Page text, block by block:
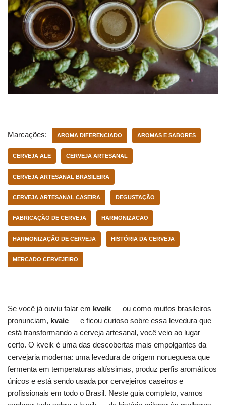
Marcações: AROMA DIFERENCIADO AROMAS E SABORES
CERVEJA ALE CERVEJA ARTESANAL
CERVEJA ARTESANAL BRASILEIRA
CERVEJA ARTESANAL CASEIRA DEGUSTAÇÃO
FABRICAÇÃO DE CERVEJA HARMONIZACAO
HARMONIZAÇÃO DE CERVEJA HISTÓRIA DA CERVEJA
MERCADO CERVEJEIRO
Se você já ouviu falar em kveik — ou como muitos brasileiros
pronunciam, kvaic — e ficou curioso sobre essa levedura que
está transformando a cerveja artesanal, você veio ao lugar
certo. O kveik é uma das descobertas mais empolgantes da
cervejaria moderna: uma levedura de origem norueguesa que
fermenta em temperaturas altíssimas, produz perfis aromáticos
únicos e está sendo usada por cervejeiros caseiros e
profissionais em todo o Brasil. Neste guia completo, vamos